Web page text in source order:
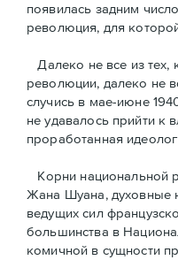
появилась задним
революция, для
Далеко не все из тех,
революции, далеко не
случись в мае-июне
не удавалось прийти к
проработанная
Корни национальной
Жана Шуана, духовные
ведущих сил
большинства в
комичной в сущности